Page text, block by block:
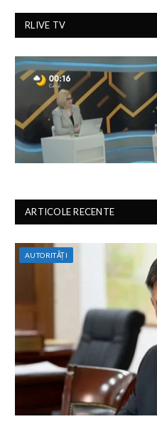
RLIVE TV
ARTICOLE RECENTE
AUTORITĂȚI